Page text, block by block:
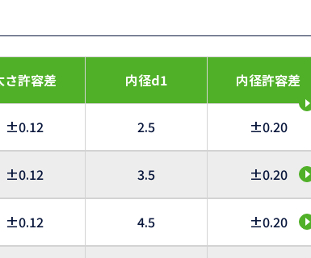
さ許容差 内径d1 内径許容差
±0.12 2.5 ±0.20
±0.12 3.5 ±0.20
±0.12 4.5 ±0.20